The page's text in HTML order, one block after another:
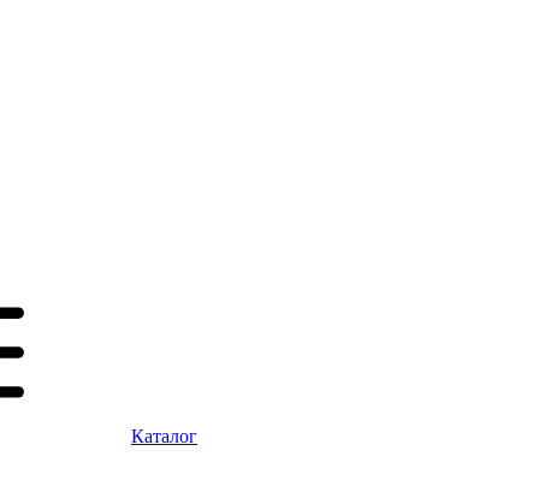
Каталог